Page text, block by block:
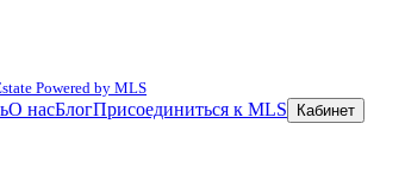
Powered by MLS
О насБлогПрисоединиться к MLS Кабинет